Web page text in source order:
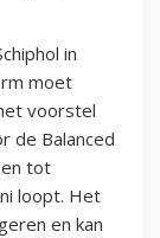
in
moet
voorstel
de Balanced
tot
loopt. Het
en kan